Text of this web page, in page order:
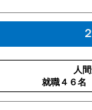
人
就職４６名